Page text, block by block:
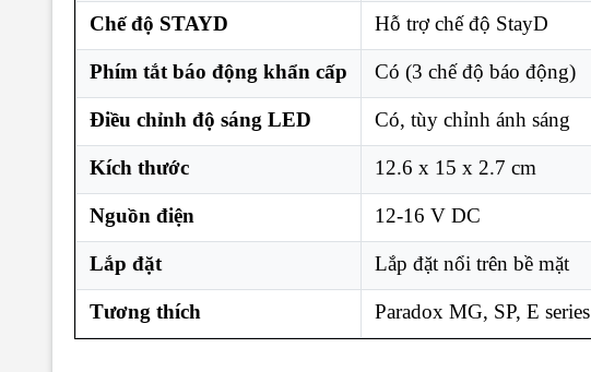
Chế độ STAYD Hỗ trợ chế độ StayD
Phím tắt báo động khẩn cấp Có (3 chế độ báo động)
Điều chỉnh độ sáng LED Có, tùy chỉnh ánh sáng
Kích thước 12.6 x 15 x 2.7 cm
Nguồn điện 12-16 V DC
Lắp đặt Lắp đặt nổi trên bề mặt
Tương thích Paradox MG, SP, E series